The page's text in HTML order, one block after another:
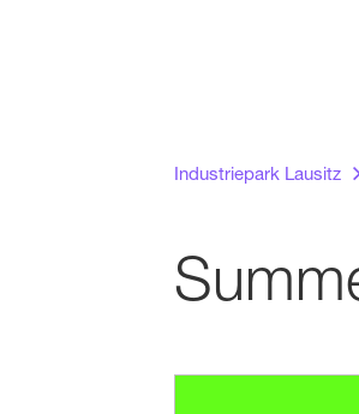
Industriepark Lausitz